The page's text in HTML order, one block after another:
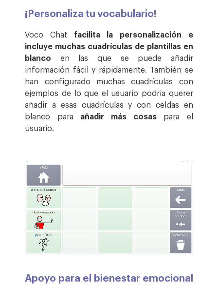
¡Personaliza tu vocabulario!
Voco Chat facilita la personalización e
incluye muchas cuadrículas de plantillas en
blanco en las que se puede añadir
información fácil y rápidamente. También se
han configurado muchas cuadrículas con
ejemplos de lo que el usuario podría querer
añadir a esas cuadrículas y con celdas en
blanco para añadir más cosas para el
usuario.
Apoyo para el bienestar emocional